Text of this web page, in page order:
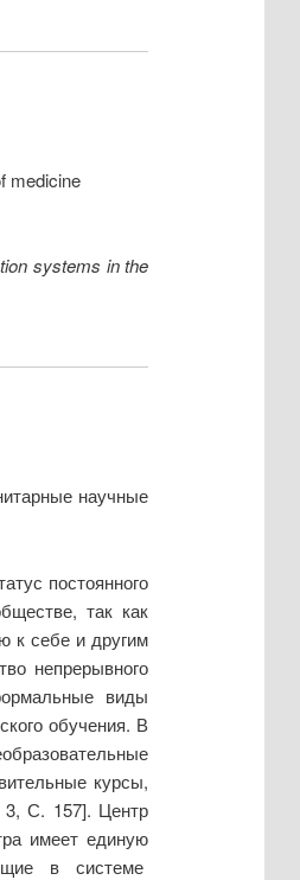
medicine
systems in the
научные
постоянного
так как
к себе и другим
непрерывного
виды
обучения. В
курсы,
3, С. 157]. Центр
имеет единую
в системе